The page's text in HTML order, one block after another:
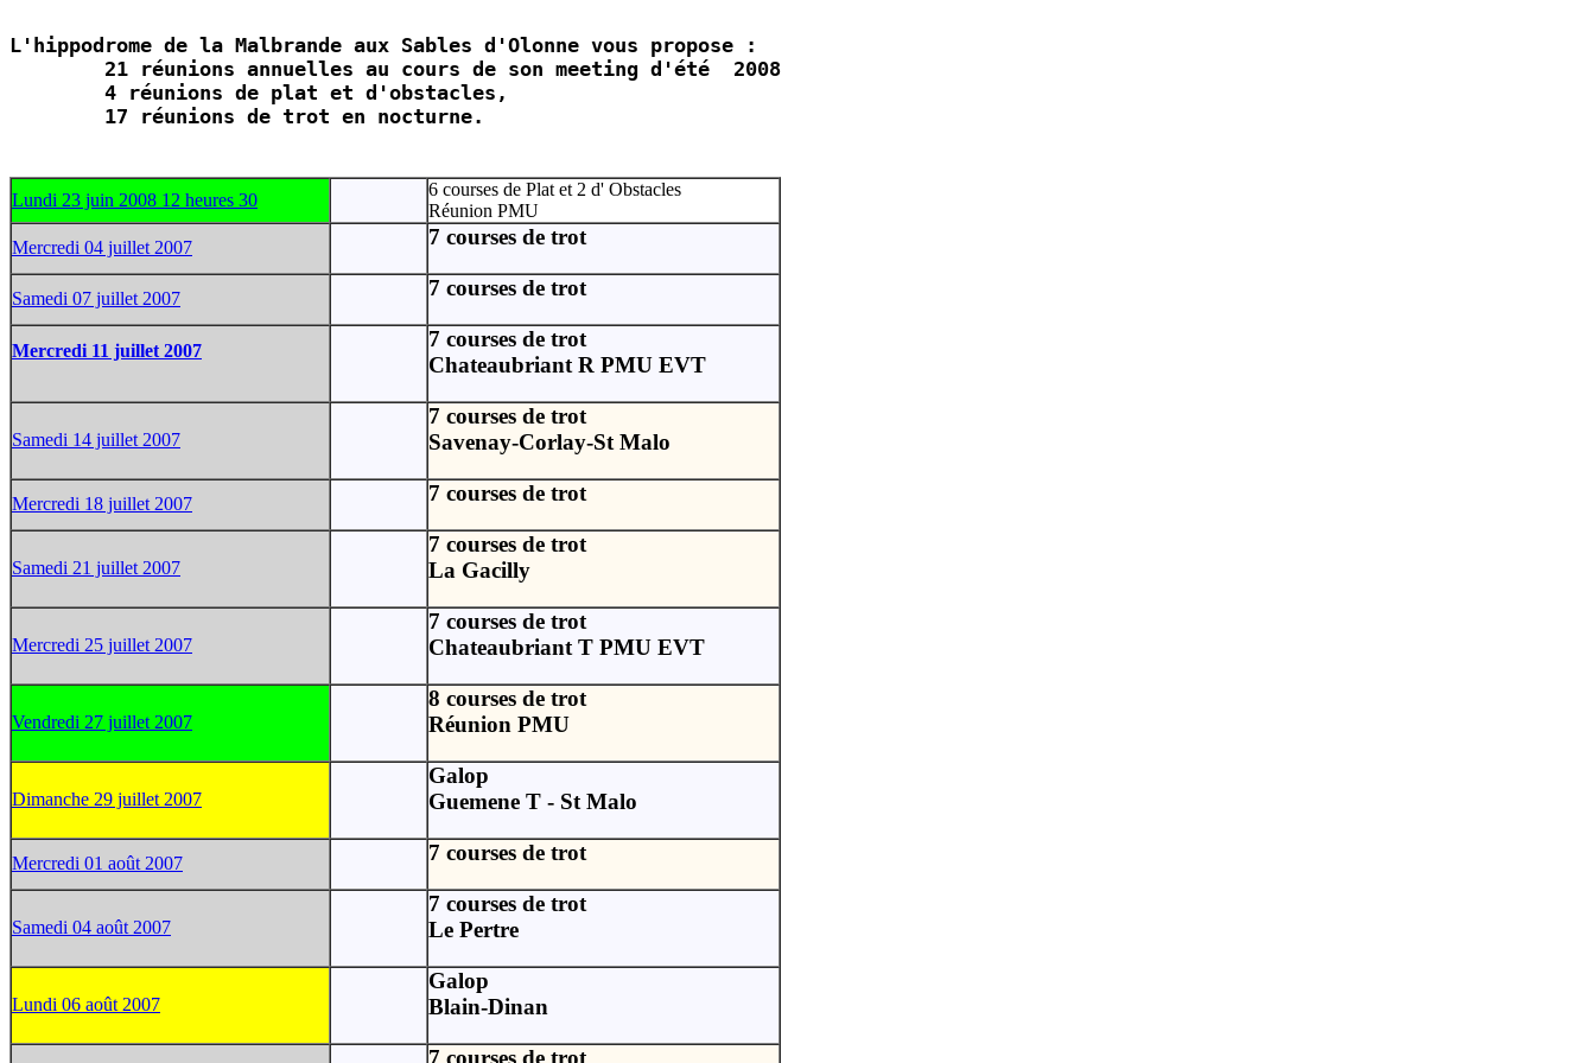
L'hippodrome de la Malbrande aux Sables d'Olonne vous propose :
        21 réunions annuelles au cours de son meeting d'été  2008
	17 réunions de trot en nocturne.
Lundi 23 juin 2008 12 heures 30
6 courses de Plat et 2 d' Obstacles
Réunion PMU
Mercredi 04 juillet 2007
7 courses de trot
Samedi 07 juillet 2007 7 courses de trot
Mercredi 11 juillet 2007
7 courses de trot
Chateaubriant R PMU EVT
Samedi 14 juillet 2007
7 courses de trot
Savenay-Corlay-St Malo
Mercredi 18 juillet 2007 7 courses de trot
Samedi 21 juillet 2007
7 courses de trot
La Gacilly
Mercredi 25 juillet 2007
7 courses de trot
Chateaubriant T PMU EVT
Vendredi 27 juillet 2007
8 courses de trot
Réunion PMU
Dimanche 29 juillet 2007
Galop
Guemene T - St Malo
Mercredi 01 août 2007 7 courses de trot
Samedi 04 août 2007
7 courses de trot
Le Pertre
Lundi 06 août 2007
Galop
Blain-Dinan
7 courses de trot